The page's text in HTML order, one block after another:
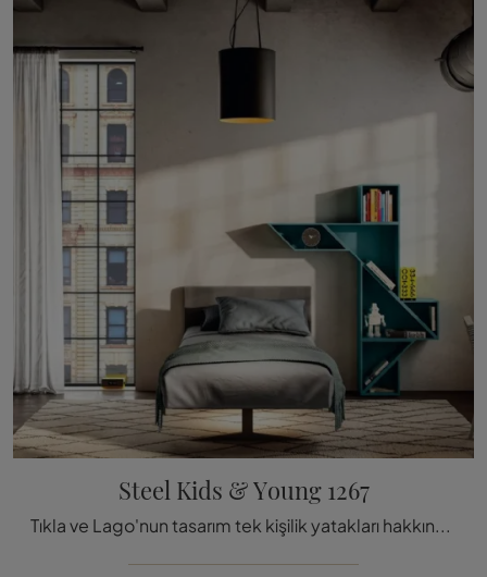
Steel Kids & Young 1267
Tıkla ve Lago'nun tasarım tek kişilik yatakları hakkında daha fazla bilgi edin! 1267 kumaş modeli